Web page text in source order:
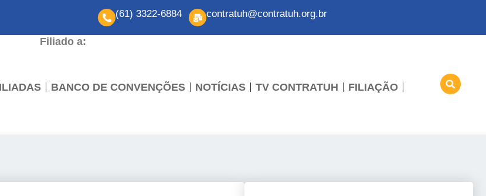
(61) 3322-6884 contratuh@contratuh.org.br
Filiado a:
BANCO DE CONVENÇÕES NOTÍCIAS TV CONTRATUH FILIAÇÃO